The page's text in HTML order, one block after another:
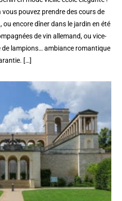
pouvez prendre des cours de
encore dîner dans le jardin en été
de vin allemand, ou vice-
de lampions… ambiance romantique
[…]